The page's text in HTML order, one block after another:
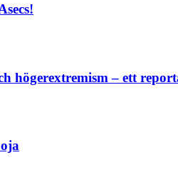
högerextremism – ett